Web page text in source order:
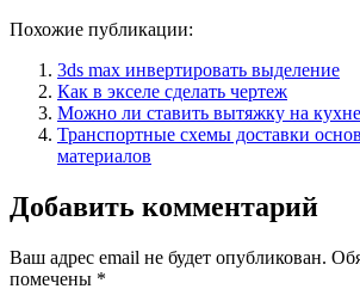
Похожие публикации:
3ds max инвертировать выделение
Как в экселе сделать чертеж
Можно ли ставить вытяжку на кухне
Транспортные схемы доставки
материалов
Добавить комментарий
Ваш адрес email не будет опубликован.
помечены *